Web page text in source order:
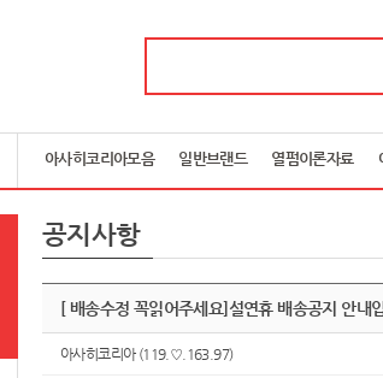
아사히코리아모음 일반브랜드 열펌이론자료
공지사항
[ 배송수정 꼭읽어주세요]설연휴 배송공지 안내
아사히코리아(119.♡.163.97)